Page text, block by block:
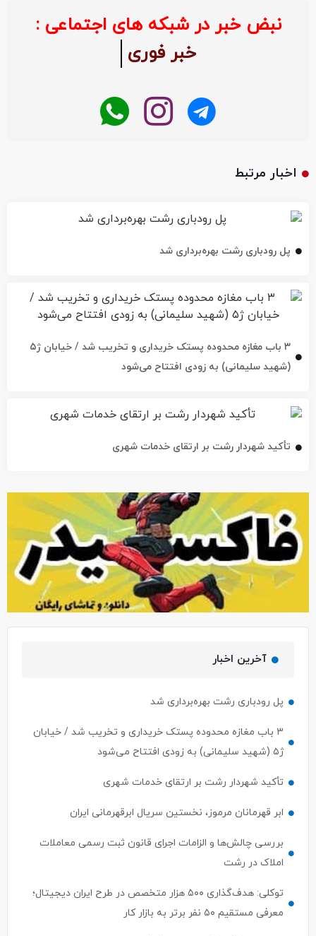
نبض خبر در شبکه های اجتماعی :
خبر فوری
اخبار مرتبط
پل رودباری رشت بهره‌برداری شد
۳ باب مغازه محدوده پستک خریداری و تخریب شد / خیابان ژ۵
(شهید سلیمانی) به زودی افتتاح می‌شود
تأکید شهردار رشت بر ارتقای خدمات شهری
آخرین اخبار
پل رودباری رشت بهره‌برداری شد
۳ باب مغازه محدوده پستک خریداری و تخریب شد / خیابان
ژ۵ (شهید سلیمانی) به زودی افتتاح می‌شود
تأکید شهردار رشت بر ارتقای خدمات شهری
ابر قهرمانان مرموز، نخستین سریال ابرقهرمانی ایران
بررسی چالش‌ها و الزامات اجرای قانون ثبت رسمی معاملات
املاک در رشت
توکلی: هدف‌گذاری ۵۰۰ هزار متخصص در طرح ایران دیجیتال؛
معرفی مستقیم ۵۰ نفر برتر به بازار کار